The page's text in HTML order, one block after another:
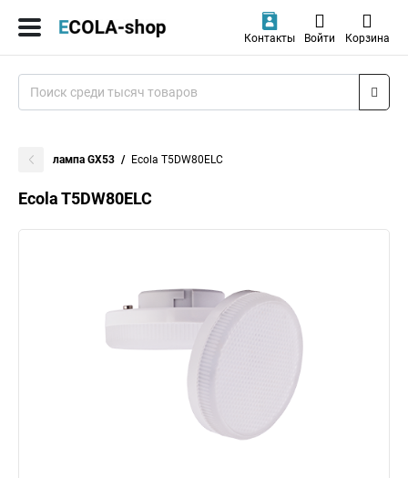
Контакты Войти Корзина
лампа GX53 Ecola T5DW80ELC
Ecola T5DW80ELC